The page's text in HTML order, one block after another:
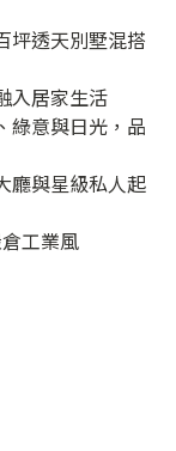
坪透天別墅混搭
入居家生活
綠意與日光，品
廳與星級私人起
工業風